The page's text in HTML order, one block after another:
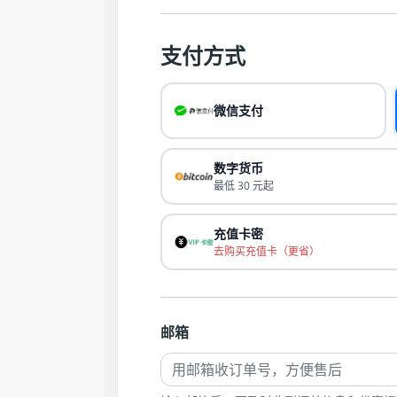
支付方式
微信支付
数字货币
最低 30 元起
充值卡密
去购买充值卡（更省）
邮箱